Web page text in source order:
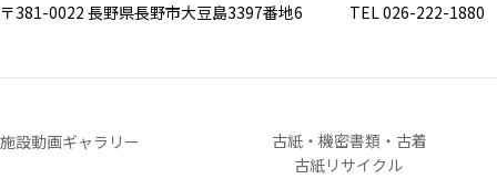
〒381-0022 長野県長野市大豆島3397番地6 TEL 026-222-1880
施設動画ギャラリー
古紙・機密書類・古着
古紙リサイクル